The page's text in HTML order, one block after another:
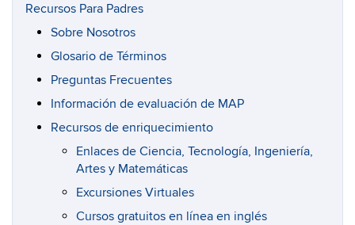
Recursos Para Padres
Sobre Nosotros
Glosario de Términos
Preguntas Frecuentes
Información de evaluación de MAP
Recursos de enriquecimiento
Enlaces de Ciencia, Tecnología, Ingeniería,
Artes y Matemáticas
Excursiones Virtuales
Cursos gratuitos en línea en inglés